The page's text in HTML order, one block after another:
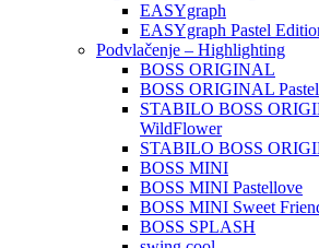
EASYgraph
EASYgraph Pastel
Podvlačenje – Highlighting
BOSS ORIGINAL
BOSS ORIGINAL Pastel
STABILO BOSS
WildFlower
STABILO BOSS
BOSS MINI
BOSS MINI Pastellove
BOSS MINI Sweet
BOSS SPLASH